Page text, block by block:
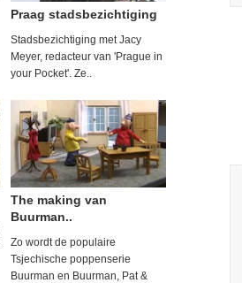
Praag stadsbezichtiging
Stadsbezichtiging met Jacy
Meyer, redacteur van 'Prague in
your Pocket'. Ze..
The making van
Buurman..
Zo wordt de populaire
Tsjechische poppenserie
Buurman en Buurman, Pat &